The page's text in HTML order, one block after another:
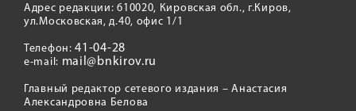
Адрес редакции: 610020, Кировская обл., г.Киров,
ул.Московская, д.40, офис 1/1
Телефон:41-04-28
e-mail: mail@bnkirov.ru
Главный редактор сетевого издания – Анастасия
Александровна Белова